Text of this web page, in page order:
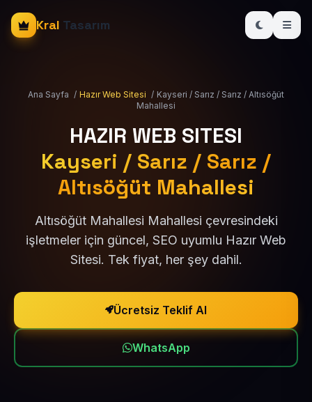
Kral Tasarım
Ana Sayfa / Hazır Web Sitesi / Kayseri / Sarız / Sarız / Altısöğüt
Mahallesi
HAZIR WEB SITESI
Kayseri / Sarız / Sarız /
Altısöğüt Mahallesi
Altısöğüt Mahallesi Mahallesi çevresindeki
işletmeler için güncel, SEO uyumlu Hazır Web
Sitesi. Tek fiyat, her şey dahil.
Ücretsiz Teklif Al
WhatsApp